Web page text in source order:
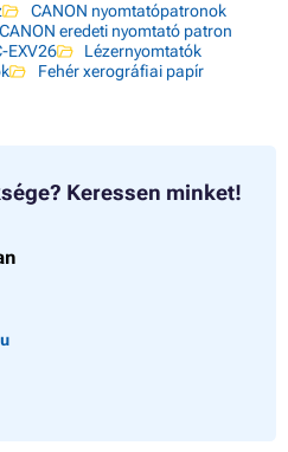
CANON nyomtatópatronok
CANON eredeti nyomtató patron
EXV26
Lézernyomtatók
Fehér xerográfiai papír
Keressen minket!